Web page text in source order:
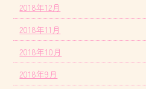
2018年12月
2018年11月
2018年10月
2018年9月